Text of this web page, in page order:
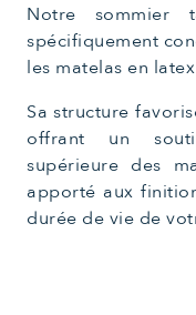
Notre sommier
spécifiquement
les matelas en
Sa structure
offrant un
supérieure des
apporté aux
durée de vie de